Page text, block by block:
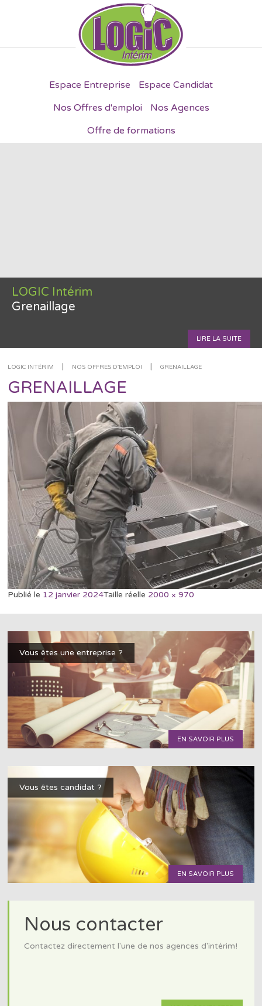
Espace Entreprise
Espace Candidat
Nos Offres d'emploi
Nos Agences
Offre de formations
LOGIC Intérim
Grenaillage
LIRE LA SUITE
LOGIC INTÉRIM | NOS OFFRES D'EMPLOI | GRENAILLAGE
GRENAILLAGE
Publié le 12 janvier 2024Taille réelle 2000 × 970
Vous êtes une entreprise ?
EN SAVOIR PLUS
Vous êtes candidat ?
EN SAVOIR PLUS
Nous contacter
Contactez directement l'une de nos agences d'intérim!